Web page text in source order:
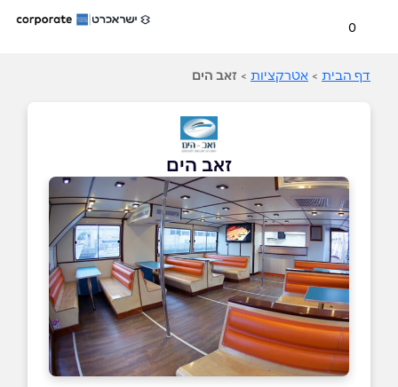
0
דף הבית > אטרקציות > זאב הים
זאב הים